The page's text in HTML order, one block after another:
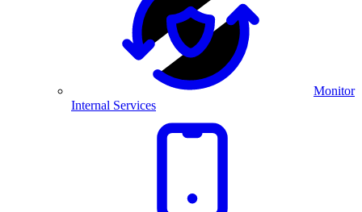
Monitor
Internal Services